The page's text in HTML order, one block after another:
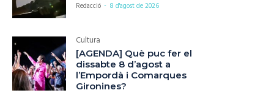
Redacció - 8 d'agost de 2026
Cultura
[AGENDA] Què puc fer el
dissabte 8 d’agost a
l’Empordà i Comarques
Gironines?